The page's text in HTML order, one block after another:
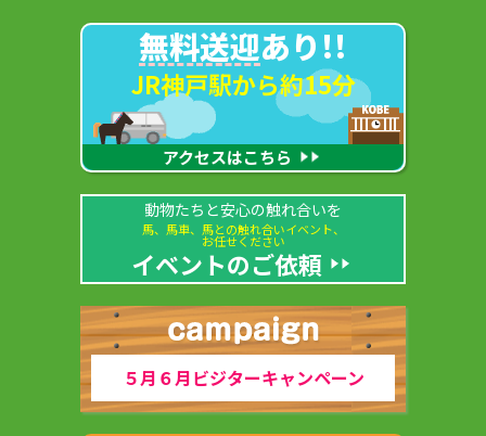
無料送迎あり!!
JR神戸駅から約15分
アクセスはこちら
動物たちと安心の触れ合いを
馬、馬車、馬との触れ合いイベント、
お任せください
イベントのご依頼
５月６月ビジターキャンペーン